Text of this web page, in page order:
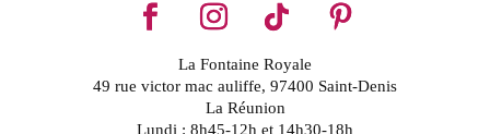
La Fontaine Royale
49 rue victor mac auliffe, 97400 Saint-Denis
La Réunion
Lundi : 8h45-12h et 14h30-18h